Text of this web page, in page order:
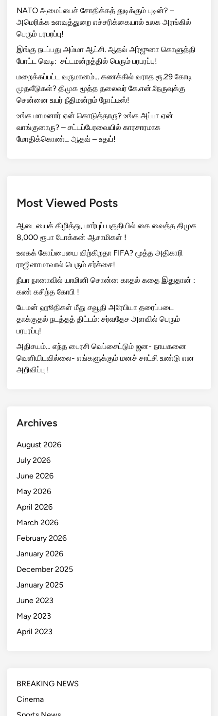
NATO அமைப்பைச் சோதிக்கத் துடிக்கும் புடின்? –
அமெரிக்க உளவுத்துறை எச்சரிக்கையால் உலக அரங்கில்
பெரும் பரபரப்பு!
இங்கு நடப்பது அம்மா ஆட்சி. ஆதவ் அர்ஜுனா கொளுத்தி
போட்ட வெடி: சட்டமன்றத்தில் பெரும் பரபரப்பு!
மறைக்கப்பட்ட வருமானம்… கணக்கில் வராத ரூ.29 கோடி
முதலீடுகள்? திமுக மூத்த தலைவர் கே.என்.நேருவுக்கு
சென்னை உயர் நீதிமன்றம் நோட்டீஸ்!
உங்க மாமனார் ஏன் கொடுத்தாரு? உங்க அப்பா ஏன்
வாங்குனாரு? – சட்டப்பேரவையில் காரசாரமாக
மோதிக்கொண்ட ஆதவ் – உதய்!
Most Viewed Posts
ஆடையைக் கிழித்து, மார்புப் பகுதியில் கை வைத்த திமுக
8,000 ரூபா டோக்கன் ஆசாமிகள் !
உலகக் கோப்பையை விற்கிறதா FIFA? மூத்த அதிகாரி
ராஜினாமாவால் பெரும் சர்ச்சை!
நீயா நானாவில் யாமினி சொன்ன காதல் கதை இதுதான் :
கண் கசிந்த கோபி !
யேமன் ஹூதிகள் மீது சவூதி அரேபியா தரைப்படை
தாக்குதல் நடத்தத் திட்டம்: சர்வதேச அளவில் பெரும்
பரபரப்பு!
அதிசயம்… எந்த பைரசி வெப்சைட்டும் ஜன- நாயகனை
வெளியிடவில்லை- எங்களுக்கும் மனச் சாட்சி உண்டு என
அறிவிப்பு !
Archives
August 2026
July 2026
June 2026
May 2026
April 2026
March 2026
February 2026
January 2026
December 2025
January 2025
June 2023
May 2023
April 2023
BREAKING NEWS
Cinema